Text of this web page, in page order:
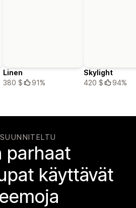
Linen
380 $
91%
Skylight
420 $
94%
parhaat
käyttävät